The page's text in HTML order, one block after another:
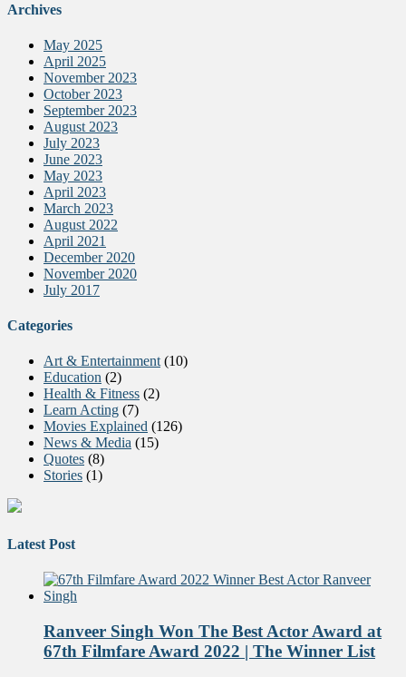
Archives
May 2025
April 2025
November 2023
October 2023
September 2023
August 2023
July 2023
June 2023
May 2023
April 2023
March 2023
August 2022
April 2021
December 2020
November 2020
July 2017
Categories
Art & Entertainment(10)
Education (2)
Health & Fitness (2)
Learn Acting (7)
Movies Explained (126)
News & Media (15)
Quotes (8)
Stories (1)
Latest Post
Ranveer Singh Won The Best Actor Award at
67th Filmfare Award 2022 | The Winner List